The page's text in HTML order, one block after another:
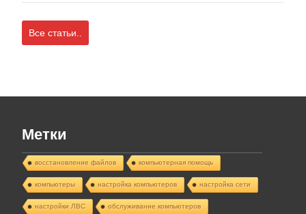
Все статьи..
Метки
восстановление файлов компьютерная помощь
компьютеры настройка компьютеров настройка сети
настройки ЛВС обслуживание компьютеров